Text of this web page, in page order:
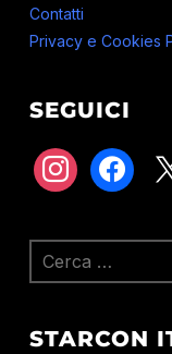
Contatti
Privacy e Cookies
SEGUICI
instagramfacebook
Ricerca
per:
STARCON